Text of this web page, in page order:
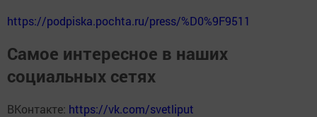
https://podpiska.pochta.ru/press/%D0%9F9511
Самое интересное в наших
социальных сетях
ВКонтакте: https://vk.com/svetliput